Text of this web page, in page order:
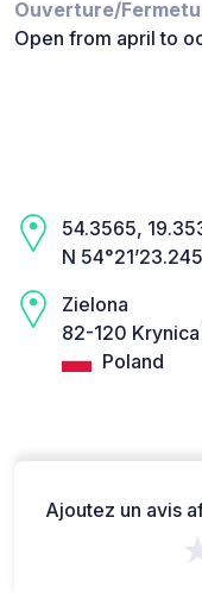
Ouverture/
Open from april to
54.3565,
N
Zielona
82-120
Poland
Ajoutez un avis